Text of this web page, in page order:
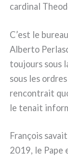
car­di­nal
C’est le
Alberto
tou­jours sous
sous les
ren­con­trait
le tenait
François
2019, le Pape